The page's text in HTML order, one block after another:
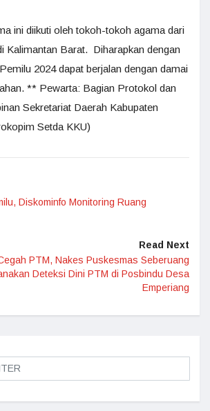
ini diikuti oleh tokoh-tokoh agama dari
Kalimantan Barat. Diharapkan dengan
2024 dapat berjalan dengan damai
** Pewarta: Bagian Protokol dan
Sekretariat Daerah Kabupaten
Setda KKU)
Diskominfo Monitoring Ruang
Read Next
PTM, Nakes Puskesmas Seberuang
Deteksi Dini PTM di Posbindu Desa
Emperiang